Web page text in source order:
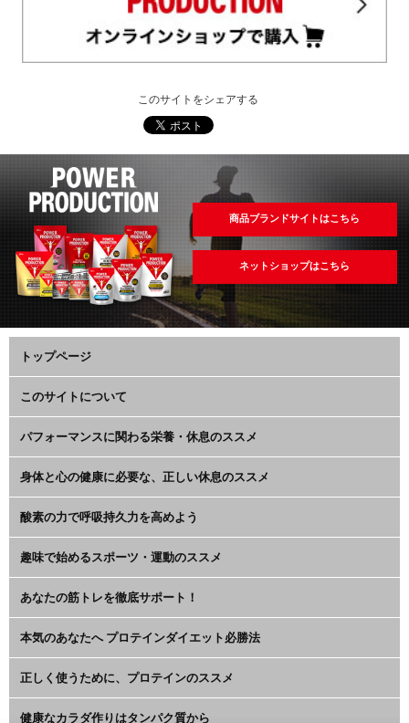
このサイトをシェアする
商品ブランドサイトはこちら
ネットショップはこちら
トップページ
このサイトについて
パフォーマンスに関わる栄養・休息のススメ
身体と心の健康に必要な、正しい休息のススメ
酸素の力で呼吸持久力を高めよう
趣味で始めるスポーツ・運動のススメ
あなたの筋トレを徹底サポート！
本気のあなたへ プロテインダイエット必勝法
正しく使うために、プロテインのススメ
健康なカラダ作りはタンパク質から